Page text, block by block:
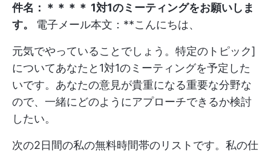
件名：＊＊＊＊ 1対1のミーティングをお願いしま
す。 電子メール本文：**こんにちは、
元気でやっていることでしょう。特定のトピック]
についてあなたと1対1のミーティングを予定した
いです。あなたの意見が貴重になる重要な分野な
ので、一緒にどのようにアプローチできるか検討
したい。
次の2日間の私の無料時間帯のリストです。私の仕